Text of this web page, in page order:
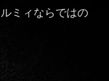
ミィならではの